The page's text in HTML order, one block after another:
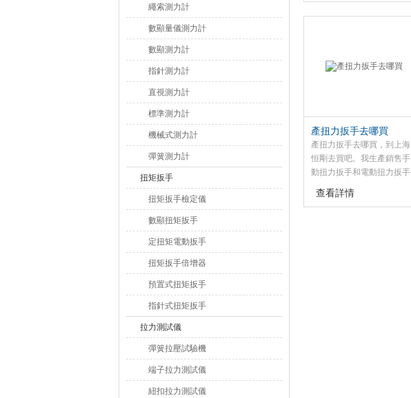
繩索測力計
數顯量儀測力計
數顯測力計
指針測力計
直視測力計
標準測力計
機械式測力計
彈簧測力計
扭矩扳手
扭矩扳手檢定儀
數顯扭矩扳手
定扭矩電動扳手
扭矩扳手倍增器
預置式扭矩扳手
指針式扭矩扳手
拉力測試儀
彈簧拉壓試驗機
端子拉力測試儀
紐扣拉力測試儀
產扭力扳手去哪買
產扭力扳手去哪買，到上海
恒剛去買吧。我生產銷售手
動扭力扳手和電動扭力扳手
兩種，本的手動扭力扳手又
有電子數顯扭力扳手和指針
查看詳情